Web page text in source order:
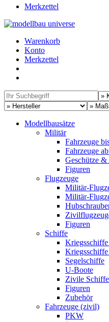
Merkzettel
Warenkorb
Konto
Merkzettel
Modellbausätze
Militär
Fahrzeuge
Fahrzeuge
Geschütze
Figuren
Flugzeuge
Militär-
Militär-
Figuren
Schiffe
Segelschiffe
U-Boote
Zivile Schiffe
Figuren
Zubehör
Fahrzeuge (zivil)
PKW